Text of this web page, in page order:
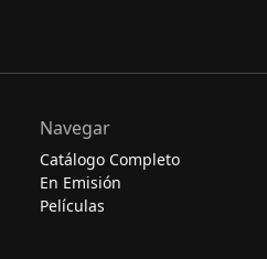
Navegar
Catálogo Completo
En Emisión
Películas